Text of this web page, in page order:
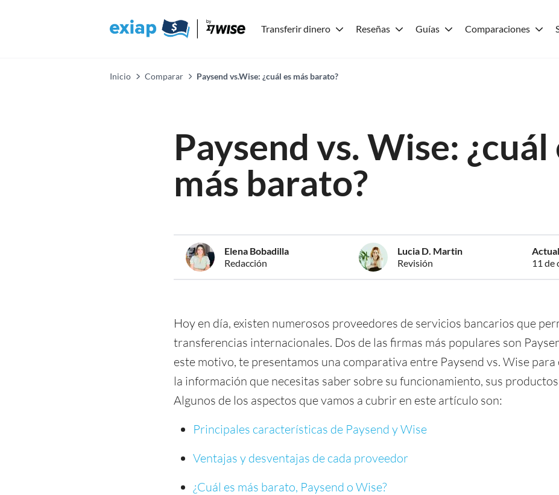
Transferir dinero Reseñas Guías Comparaciones
Inicio Comparar Paysend vs.Wise: ¿cuál es más barato?
Paysend vs. Wise: ¿cuál
más barato?
Elena Bobadilla
Redacción
Lucia D. Martin
Revisión
11 de
Hoy en día, existen numerosos proveedores de servicios bancarios que
transferencias internacionales. Dos de las firmas más populares son
este motivo, te presentamos una comparativa entre Paysend vs. Wise
la información que necesitas saber sobre su funcionamiento, sus
Algunos de los aspectos que vamos a cubrir en este artículo son:
Principales características de Paysend y Wise
Ventajas y desventajas de cada proveedor
¿Cuál es más barato, Paysend o Wise?